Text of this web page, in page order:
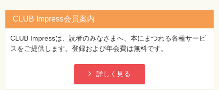
CLUB Impress会員案内
CLUB Impressは、読者のみなさまへ、本にまつわる各種サービ
スをご提供します。登録および年会費は無料です。
詳しく見る